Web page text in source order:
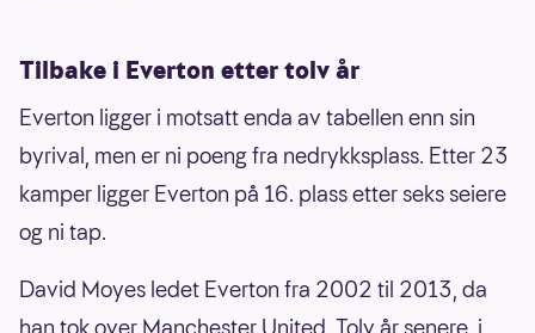
Tilbake i Everton etter tolv år
Everton ligger i motsatt enda av tabellen enn sin
byrival, men er ni poeng fra nedrykksplass. Etter 23
kamper ligger Everton på 16. plass etter seks seiere
og ni tap.
David Moyes ledet Everton fra 2002 til 2013, da